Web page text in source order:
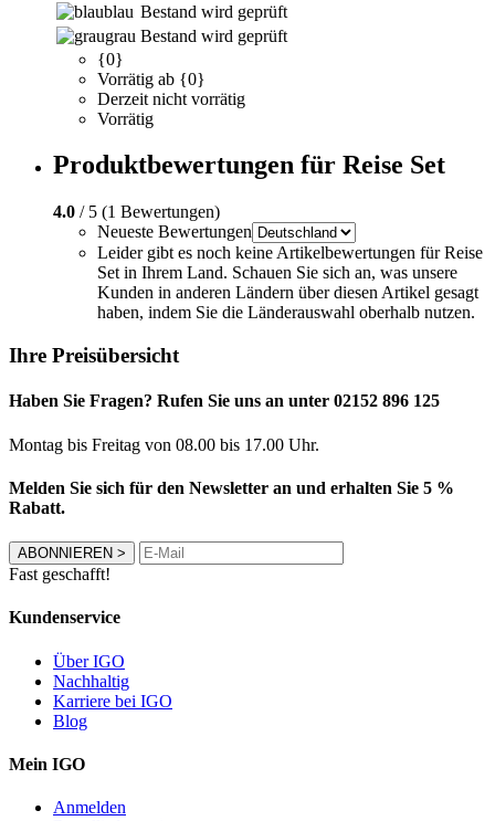
blau Bestand wird geprüft
grau Bestand wird geprüft
{0}
Vorrätig ab {0}
Derzeit nicht vorrätig
Vorrätig
Produktbewertungen für Reise Set
4.0 / 5 (1 Bewertungen)
Neueste Bewertungen
Leider gibt es noch keine Artikelbewertungen für Reise
Set in Ihrem Land. Schauen Sie sich an, was unsere
Kunden in anderen Ländern über diesen Artikel gesagt
haben, indem Sie die Länderauswahl oberhalb nutzen.
Ihre Preisübersicht
Haben Sie Fragen? Rufen Sie uns an unter 02152 896 125
Montag bis Freitag von 08.00 bis 17.00 Uhr.
Melden Sie sich für den Newsletter an und erhalten Sie 5 %
Rabatt.
ABONNIEREN >
Fast geschafft!
Kundenservice
Über IGO
Nachhaltig
Karriere bei IGO
Blog
Mein IGO
Anmelden